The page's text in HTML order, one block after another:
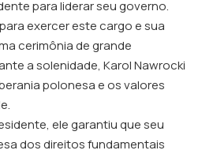
para liderar seu governo.
exercer este cargo e sua
cerimônia de grande
a solenidade, Karol Nawrocki
polonesa e os valores
ele garantiu que seu
dos direitos fundamentais